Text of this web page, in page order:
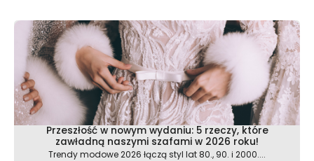
Przeszłość w nowym wydaniu: 5 rzeczy, które
zawładną naszymi szafami w 2026 roku!
Trendy modowe 2026 łączą styl lat 80., 90. i 2000....